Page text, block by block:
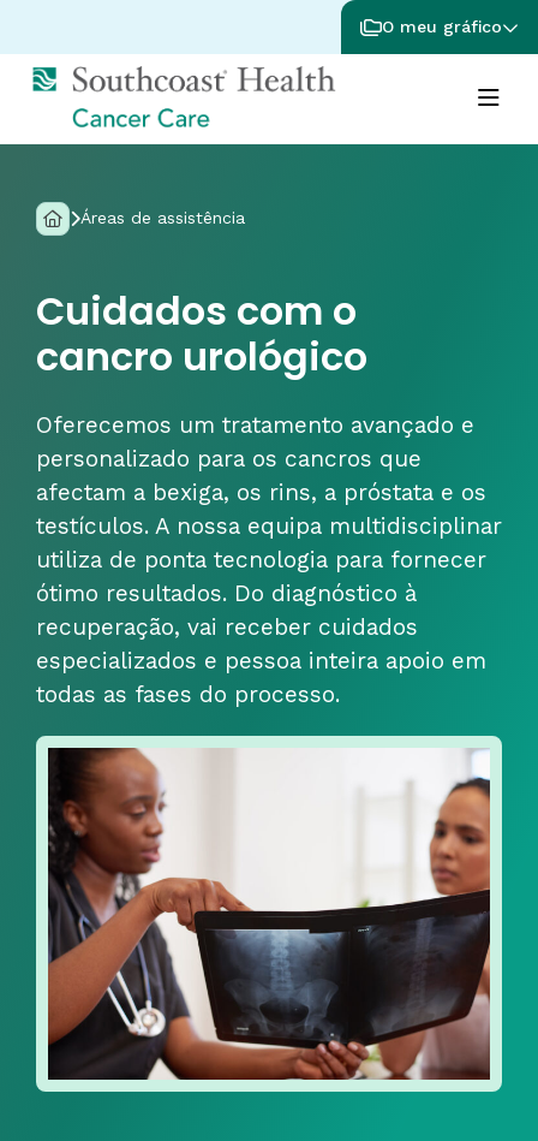
O meu gráfico
Áreas de assistência
Cuidados com o
cancro urológico
Oferecemos um tratamento avançado e
personalizado para os cancros que
afectam a bexiga, os rins, a próstata e os
testículos. A nossa equipa multidisciplinar
utiliza de ponta tecnologia para fornecer
ótimo resultados. Do diagnóstico à
recuperação, vai receber cuidados
especializados e pessoa inteira apoio em
todas as fases do processo.